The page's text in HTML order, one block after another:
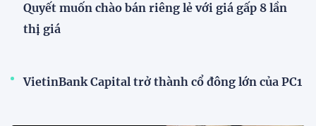
Quyết muốn chào bán riêng lẻ với giá gấp 8 lần
thị giá
VietinBank Capital trở thành cổ đông lớn của PC1